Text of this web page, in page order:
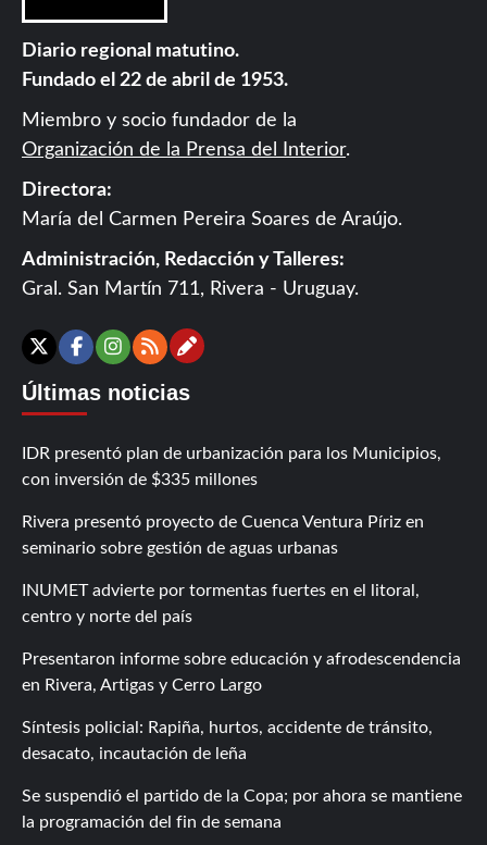
Diario regional matutino.
Fundado el 22 de abril de 1953.
Miembro y socio fundador de la
Organización de la Prensa del Interior.
Directora:
María del Carmen Pereira Soares de Araújo.
Administración, Redacción y Talleres:
Gral. San Martín 711, Rivera - Uruguay.
X Facebook
Instagram
RSSContáctanos
Últimas noticias
IDR presentó plan de urbanización para los Municipios,
con inversión de $335 millones
Rivera presentó proyecto de Cuenca Ventura Píriz en
seminario sobre gestión de aguas urbanas
INUMET advierte por tormentas fuertes en el litoral,
centro y norte del país
Presentaron informe sobre educación y afrodescendencia
en Rivera, Artigas y Cerro Largo
Síntesis policial: Rapiña, hurtos, accidente de tránsito,
desacato, incautación de leña
Se suspendió el partido de la Copa; por ahora se mantiene
la programación del fin de semana